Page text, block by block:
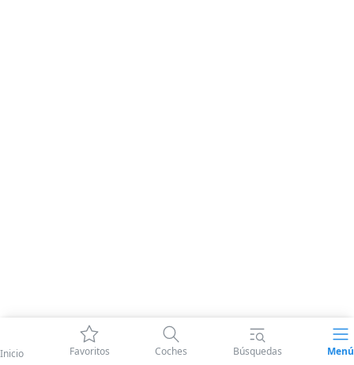
Inicio Favoritos Coches Búsquedas Menú